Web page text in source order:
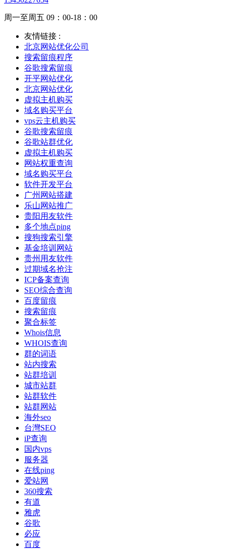
周一至周五 09：00-18：00
友情链接 :
北京网站优化公司
搜索留痕程序
谷歌搜索留痕
开平网站优化
北京网站优化
虚拟主机购买
域名购买平台
vps云主机购买
谷歌搜索留痕
谷歌站群优化
虚拟主机购买
网站权重查询
域名购买平台
软件开发平台
广州网站搭建
乐山网站推广
贵阳用友软件
多个地点ping
搜狗搜索引擎
基金培训网站
贵州用友软件
过期域名抢注
ICP备案查询
SEO综合查询
百度留痕
搜索留痕
聚合标签
Whois信息
WHOIS查询
群的词语
站内搜索
站群培训
城市站群
站群软件
站群网站
海外seo
台灣SEO
iP查询
国内vps
服务器
在线ping
爱站网
360搜索
有道
雅虎
谷歌
必应
百度